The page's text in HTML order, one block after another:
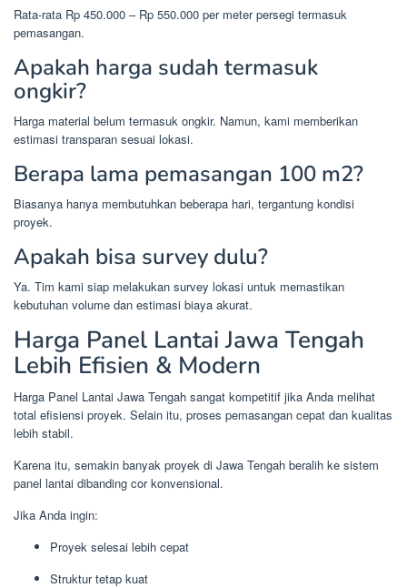
Rata-rata Rp 450.000 – Rp 550.000 per meter persegi termasuk
pemasangan.
Apakah harga sudah termasuk
ongkir?
Harga material belum termasuk ongkir. Namun, kami memberikan
estimasi transparan sesuai lokasi.
Berapa lama pemasangan 100 m2?
Biasanya hanya membutuhkan beberapa hari, tergantung kondisi
proyek.
Apakah bisa survey dulu?
Ya. Tim kami siap melakukan survey lokasi untuk memastikan
kebutuhan volume dan estimasi biaya akurat.
Harga Panel Lantai Jawa Tengah
Lebih Efisien & Modern
Harga Panel Lantai Jawa Tengah sangat kompetitif jika Anda melihat
total efisiensi proyek. Selain itu, proses pemasangan cepat dan kualitas
lebih stabil.
Karena itu, semakin banyak proyek di Jawa Tengah beralih ke sistem
panel lantai dibanding cor konvensional.
Jika Anda ingin:
Proyek selesai lebih cepat
Struktur tetap kuat